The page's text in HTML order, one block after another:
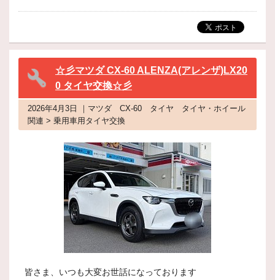
☆彡マツダ CX-60 ALENZA(アレンザ)LX20
0 タイヤ交換☆彡
2026年4月3日 ｜マツダ CX-60 タイヤ タイヤ・ホイール
関連 > 乗用車用タイヤ交換
皆さま、いつも大変お世話になっております